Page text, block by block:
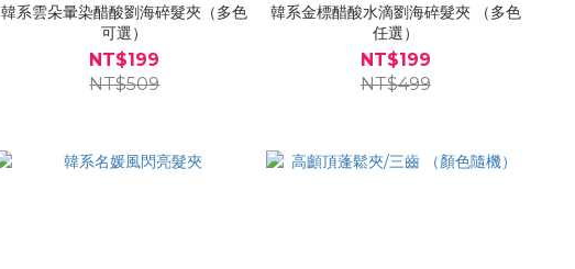
韓系雲朵暈染醋酸劉海碎髮夾（多色
可選）
NT$199
NT$509
韓系金標醋酸水滴劉海碎髮夾 （多色
任選）
NT$199
NT$499